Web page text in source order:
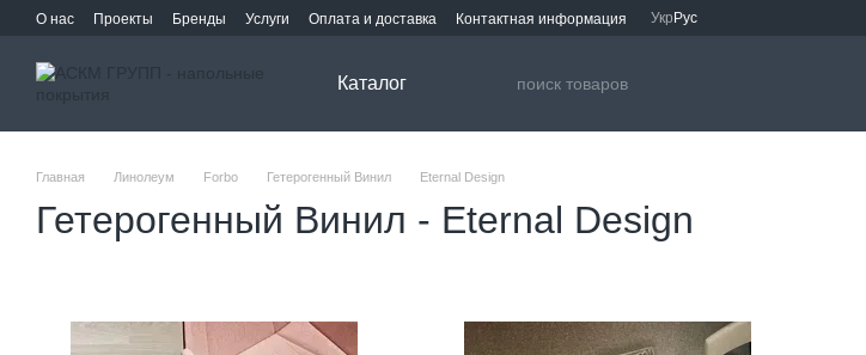
Перейти к основному контенту
О нас Проекты Бренды Услуги Оплата и доставка Контактная информация Укр Рус
Каталог
Главная Линолеум Forbo Гетерогенный Винил Eternal Design
Гетерогенный Винил - Eternal Design